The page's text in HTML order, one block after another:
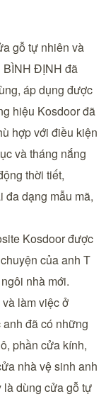
gỗ tự nhiên và
BÌNH ĐỊNH đã
áp dụng được
hiệu Kosdoor đã
hợp với điều kiện
và tháng nắng
thời tiết,
đa dạng mẫu mã,
Kosdoor được
của anh T
nhà mới.
làm việc ở
đã có những
phần cửa kính,
nhà vệ sinh anh
là dùng cửa gỗ tự